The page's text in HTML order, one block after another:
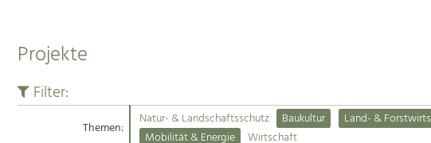
Projekte
Filter:
Themen: Natur- & Landschaftsschutz Baukultur Land- &
Mobilität & Energie
Wirtschaft